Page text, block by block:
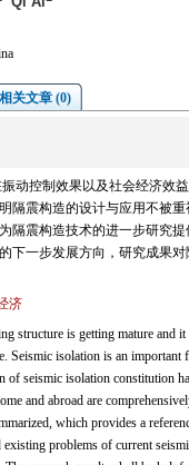
相关文章 (0)
动控制效果以及社会经济效
隔震构造的设计与应用不被
隔震构造技术的进一步研究
下一步发展方向，研究成果
济
structure is getting mature and
Seismic isolation is an
seismic isolation constitution
and abroad are
which provides a
problems of current